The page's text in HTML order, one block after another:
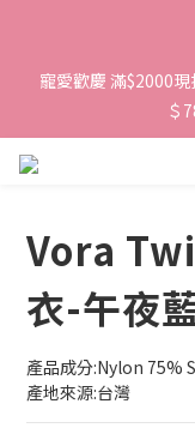
寵愛歡慶 滿$2000
＄
Vora
衣-午夜
產品成分:Nylon 75%
產地來源:台灣